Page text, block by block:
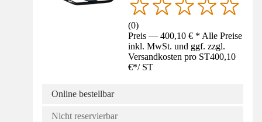
(0)
Preis — 400,10 € * Alle Preise
inkl. MwSt. und ggf. zzgl.
Versandkosten pro ST400,10
€*/ ST
Online bestellbar
Nicht reservierbar